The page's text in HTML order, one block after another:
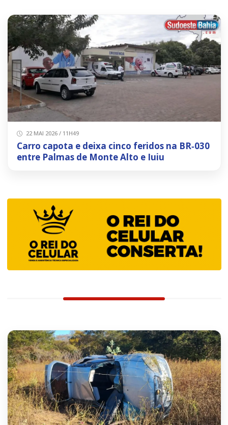
22 MAI 2026 / 11H49
Carro capota e deixa cinco feridos na BR‑030
entre Palmas de Monte Alto e Iuiu